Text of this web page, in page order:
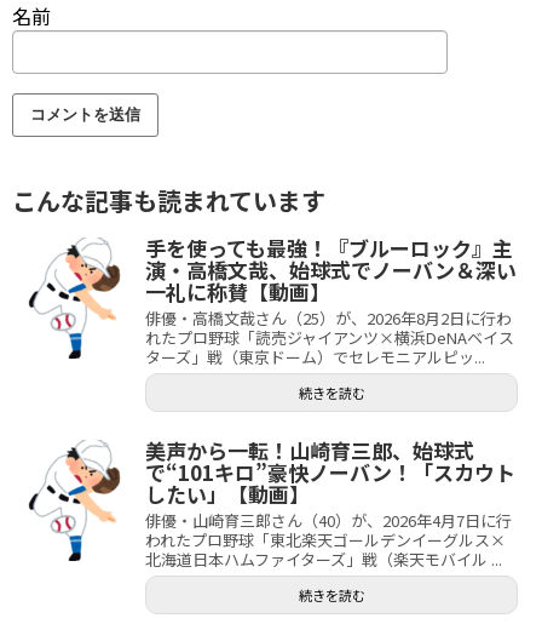
名前
こんな記事も読まれています
手を使っても最強！『ブルーロック』主
演・高橋文哉、始球式でノーバン＆深い
一礼に称賛【動画】
俳優・高橋文哉さん（25）が、2026年8月2日に行わ
れたプロ野球「読売ジャイアンツ×横浜DeNAベイス
ターズ」戦（東京ドーム）でセレモニアルピッ...
続きを読む
美声から一転！山崎育三郎、始球式
で“101キロ”豪快ノーバン！「スカウト
したい」【動画】
俳優・山崎育三郎さん（40）が、2026年4月7日に行
われたプロ野球「東北楽天ゴールデンイーグルス×
北海道日本ハムファイターズ」戦（楽天モバイル ...
続きを読む